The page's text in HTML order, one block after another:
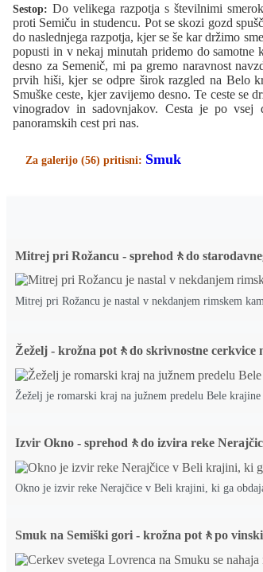
Sestop: Do velikega razpotja s številnimi
proti Semiču in studencu. Pot se skozi gozd
do naslednjega razpotja, kjer se še kar držimo
popusti in v nekaj minutah pridemo do samotne
desno za Semenič, mi pa gremo naravnost
prvih hiši, kjer se odpre širok razgled na Belo
Smuške ceste, kjer zavijemo desno. Te ceste se
vinogradov in sadovnjakov. Cesta je po vsej
panoramskih cest pri nas.
Za galerijo (56) pritisni: Smuk
Mitrej pri Rožancu - sprehod🚶do
Mitrej pri Rožancu je nastal v nekdanjem rimskem
Žeželj - krožna pot🚶do skrivnostne cerkvice
Žeželj je romarski kraj na južnem predelu Bele
Izvir Okno - sprehod🚶do izvira reke
Okno je izvir reke Nerajčice v Beli krajini, ki ga
Smuk na Semiški gori - krožna pot🚶po